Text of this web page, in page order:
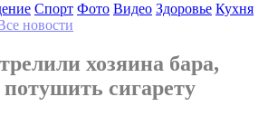
Спорт Фото Видео Здоровье Кухня
новости
хозяина бара,
сигарету